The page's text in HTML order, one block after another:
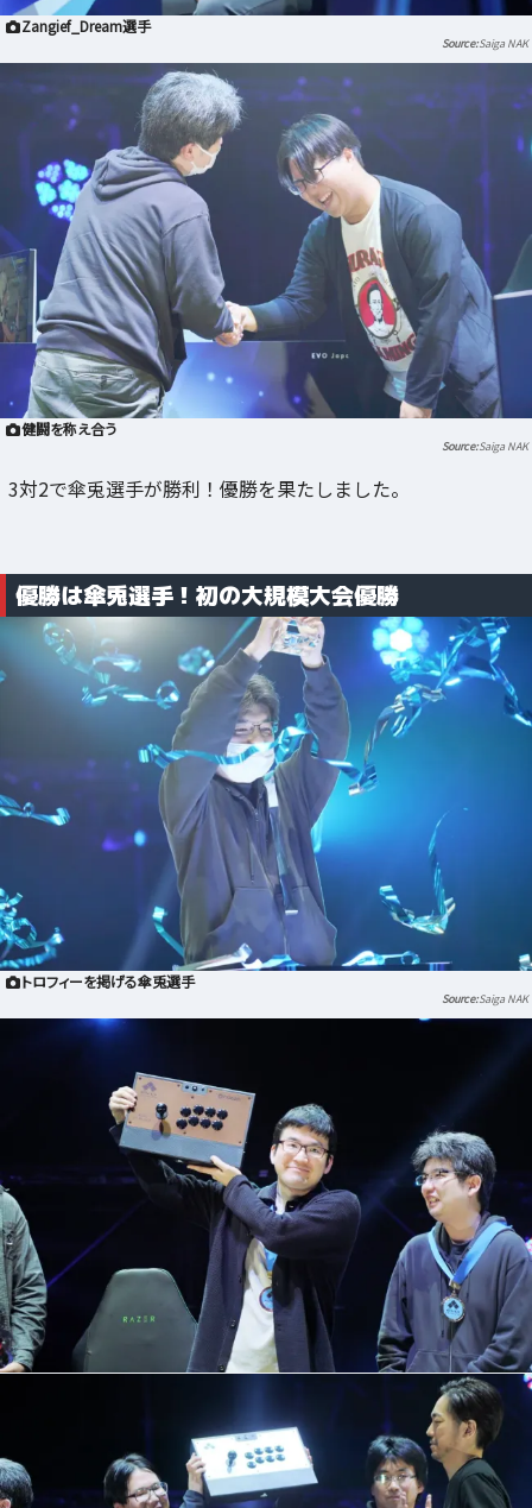
Zangief_Dream選手
Saiga NAK
健闘を称え合う
Saiga NAK
3対2で傘兎選手が勝利！優勝を果たしました。
優勝は傘兎選手！初の大規模大会優勝
トロフィーを掲げる傘兎選手
Saiga NAK